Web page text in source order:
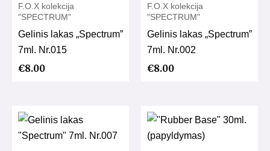
F.O.X kolekcija
"SPECTRUM"
Gelinis lakas „Spectrum”
7ml. Nr.015
€8.00
F.O.X kolekcija
"SPECTRUM"
Gelinis lakas „Spectrum”
7ml. Nr.002
€8.00